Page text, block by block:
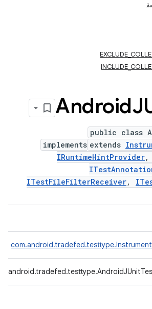
Android
public class
extends
implements
IRuntimeHintProvider,
ITestFileFilterReceiver,